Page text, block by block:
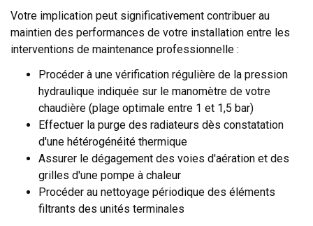
Votre implication peut significativement contribuer au
maintien des performances de votre installation entre les
interventions de maintenance professionnelle :
Procéder à une vérification régulière de la pression
hydraulique indiquée sur le manomètre de votre
chaudière (plage optimale entre 1 et 1,5 bar)
Effectuer la purge des radiateurs dès constatation
d'une hétérogénéité thermique
Assurer le dégagement des voies d'aération et des
grilles d'une pompe à chaleur
Procéder au nettoyage périodique des éléments
filtrants des unités terminales